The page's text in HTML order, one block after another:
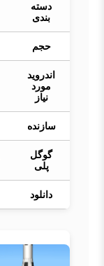
دسته
بندی
حجم
اندروید
مورد
نیاز
سازنده
گوگل
پلی
دانلود